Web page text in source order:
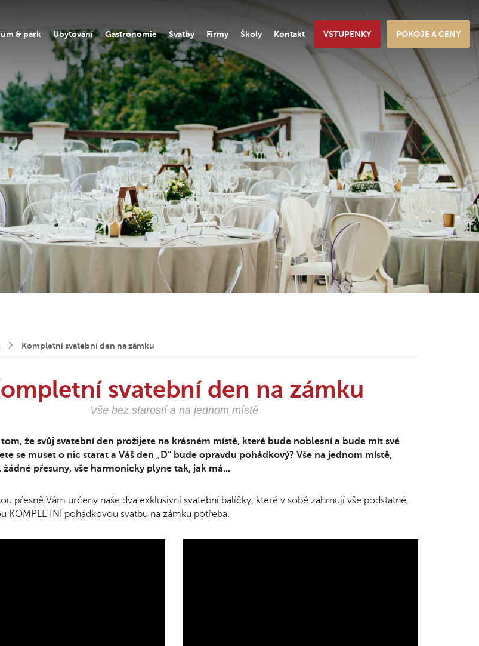
VSTUPENKY POKOJE A CENY
& park Ubytování Gastronomie Svatby Firmy Školy Kontakt
Kompletní svatební den na zámku
svatební den na zámku
Vše bez starostí a na jednom místě
že svůj svatební den prožijete na krásném místě, které bude noblesní a bude mít své
se muset o nic starat a Váš den „D“ bude opravdu pohádkový? Vše na jednom místě,
žádné přesuny, vše harmonicky plyne tak, jak má...
přesně Vám určeny naše dva exklusivní svatební balíčky, které v sobě zahrnují vše podstatné,
KOMPLETNÍ pohádkovou svatbu na zámku potřeba.